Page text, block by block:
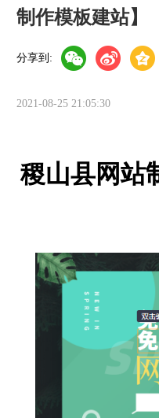
制作模板建站】
分享到:
2021-08-25 21:05:30
稷山县网站